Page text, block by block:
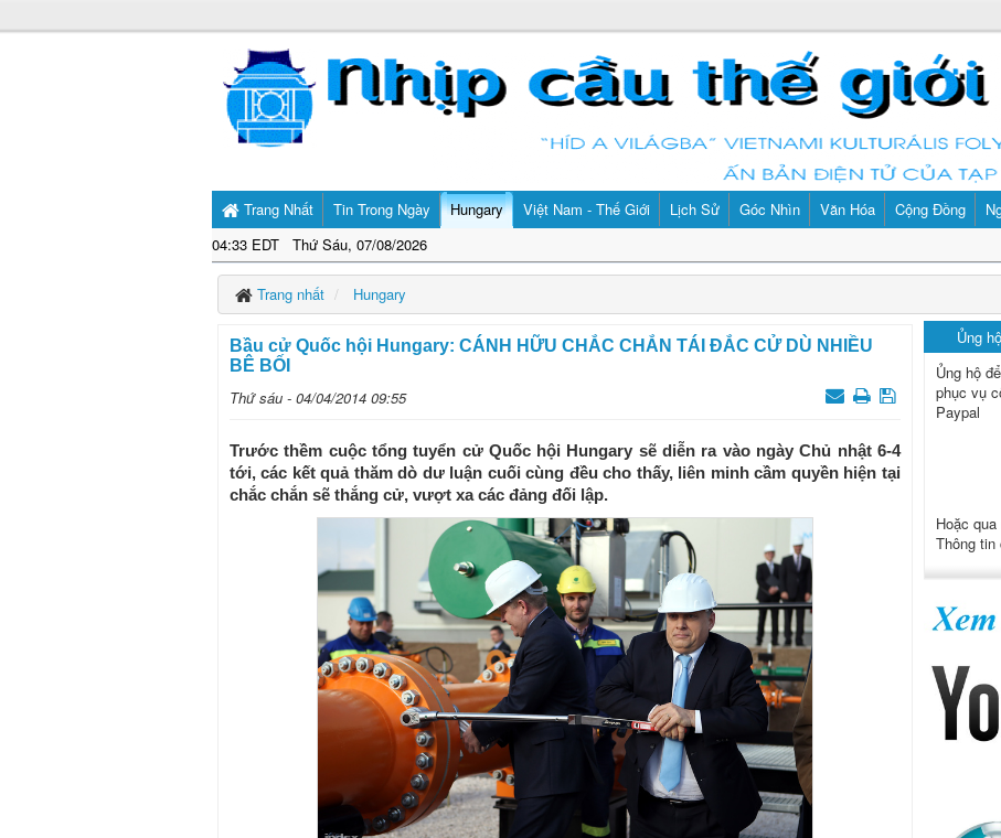
Trang Nhất
04:33 EDT Thứ Sáu, 07/08/2026
Tin Trong Ngày Hungary Việt Nam - Thế Giới Lịch Sử Góc Nhìn Văn Hóa Cộng Đồng
Trang nhất Hungary
Bầu cử Quốc hội Hungary: CÁNH HỮU CHẮC CHẮN TÁI ĐẮC CỬ DÙ NHIỀU
BÊ BỐI
Thứ sáu - 04/04/2014 09:55
Trước thềm cuộc tổng tuyển cử Quốc hội Hungary sẽ diễn ra vào ngày Chủ nhật 6-4
tới, các kết quả thăm dò dư luận cuối cùng đều cho thấy, liên minh cầm quyền hiện tại
chắc chắn sẽ thắng cử, vượt xa các đảng đối lập.
Ủng
Ủng hộ
phục vụ
Paypal
Hoặc
Thông